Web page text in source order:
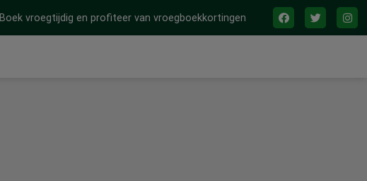
Boek vroegtijdig en profiteer van vroegboekkortingen